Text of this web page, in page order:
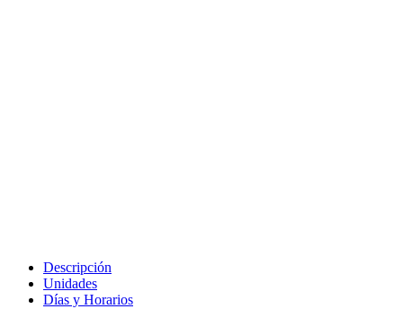
Descripción
Unidades
Días y Horarios